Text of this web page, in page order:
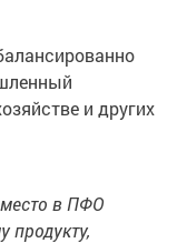
и других
место в ПФО
продукту,